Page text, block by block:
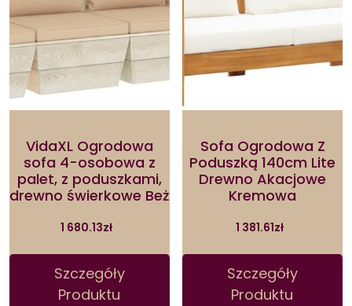
VidaXL Ogrodowa
sofa 4-osobowa z
palet, z poduszkami,
drewno świerkowe Beż
1 680.13zł
Szczegóły
Produktu
Sofa Ogrodowa Z
Poduszką 140cm Lite
Drewno Akacjowe
Kremowa
1 381.61zł
Szczegóły
Produktu